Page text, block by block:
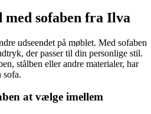
sofaben fra Ilva
udseendet på møblet. Med sofaben
der passer til din personlige stil.
stålben eller andre materialer, har
sofa.
at vælge imellem